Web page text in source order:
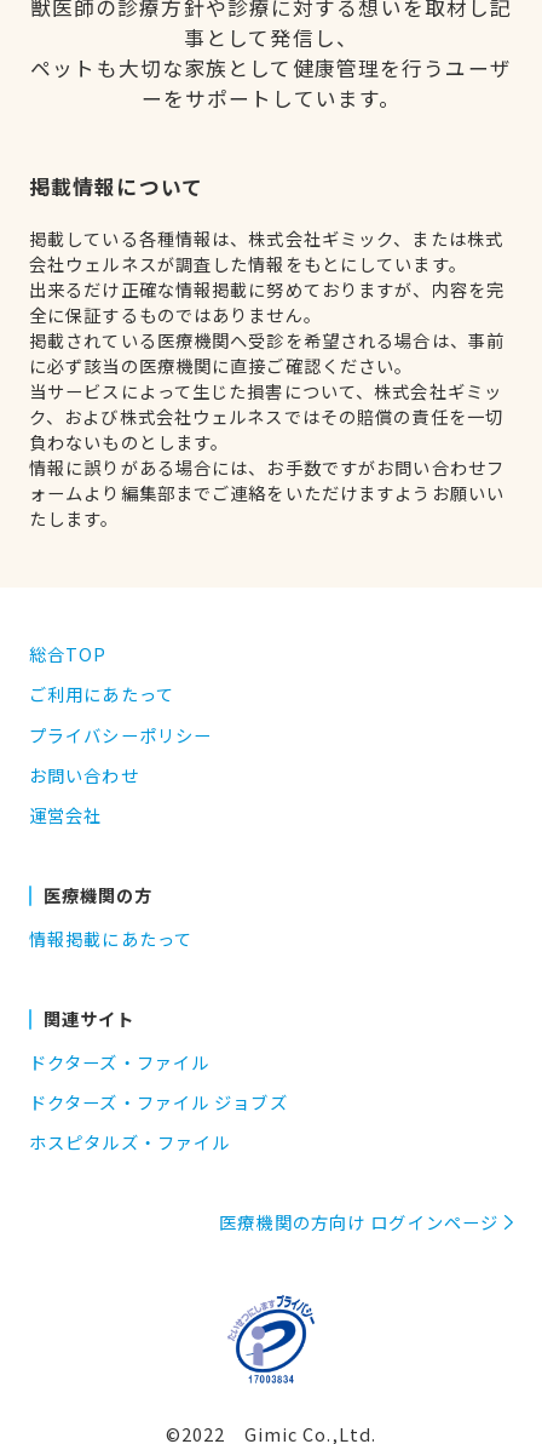
獣医師の診療方針や診療に対する想いを取材し記
事として発信し、
ペットも大切な家族として健康管理を行うユーザ
ーをサポートしています。
掲載情報について
掲載している各種情報は、株式会社ギミック、または株式
会社ウェルネスが調査した情報をもとにしています。
出来るだけ正確な情報掲載に努めておりますが、内容を完
全に保証するものではありません。
掲載されている医療機関へ受診を希望される場合は、事前
に必ず該当の医療機関に直接ご確認ください。
当サービスによって生じた損害について、株式会社ギミッ
ク、および株式会社ウェルネスではその賠償の責任を一切
負わないものとします。
情報に誤りがある場合には、お手数ですがお問い合わせフ
ォームより編集部までご連絡をいただけますようお願いい
たします。
総合TOP
ご利用にあたって
プライバシーポリシー
お問い合わせ
運営会社
医療機関の方
情報掲載にあたって
関連サイト
ドクターズ・ファイル
ドクターズ・ファイル ジョブズ
ホスピタルズ・ファイル
医療機関の方向け ログインページ
©2022 Gimic Co.,Ltd.